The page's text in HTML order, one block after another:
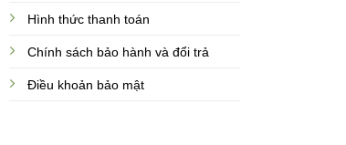
Hình thức thanh toán
Chính sách bảo hành và đổi trả
Điều khoản bảo mật